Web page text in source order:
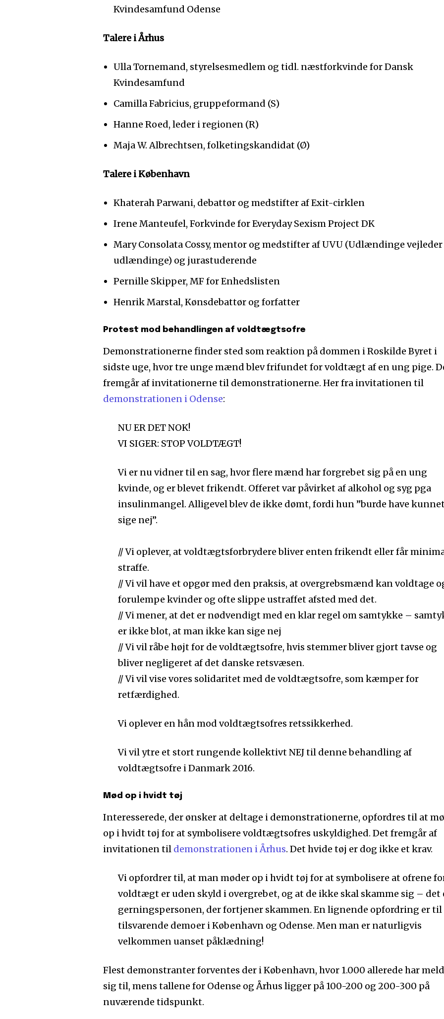
Kvindesamfund Odense
Talere i Århus
Ulla Tornemand, styrelsesmedlem og tidl. næstforkvinde for Dansk
Kvindesamfund
Camilla Fabricius, gruppeformand (S)
Hanne Roed, leder i regionen (R)
Maja W. Albrechtsen, folketingskandidat (Ø)
Talere i København
Khaterah Parwani, debattør og medstifter af Exit-cirklen
Irene Manteufel, Forkvinde for Everyday Sexism Project DK
Mary Consolata Cossy, mentor og medstifter af UVU (Udlændinge vejleder
udlændinge) og jurastuderende
Pernille Skipper, MF for Enhedslisten
Henrik Marstal, Kønsdebattør og forfatter
Protest mod behandlingen af voldtægtsofre
Demonstrationerne finder sted som reaktion på dommen i Roskilde Byret i
sidste uge, hvor tre unge mænd blev frifundet for voldtægt af en ung pige.
fremgår af invitationerne til demonstrationerne. Her fra invitationen til
demonstrationen i Odense:
NU ER DET NOK!
VI SIGER: STOP VOLDTÆGT!
Vi er nu vidner til en sag, hvor flere mænd har forgrebet sig på en ung
kvinde, og er blevet frikendt. Offeret var påvirket af alkohol og syg pga
insulinmangel. Alligevel blev de ikke dømt, fordi hun ”burde have
sige nej”.
// Vi oplever, at voldtægtsforbrydere bliver enten frikendt eller får
straffe.
// Vi vil have et opgør med den praksis, at overgrebsmænd kan voldtage
forulempe kvinder og ofte slippe ustraffet afsted med det.
// Vi mener, at det er nødvendigt med en klar regel om samtykke –
er ikke blot, at man ikke kan sige nej
// Vi vil råbe højt for de voldtægtsofre, hvis stemmer bliver gjort tavse og
bliver negligeret af det danske retsvæsen.
// Vi vil vise vores solidaritet med de voldtægtsofre, som kæmper for
retfærdighed.
Vi oplever en hån mod voldtægtsofres retssikkerhed.
Vi vil ytre et stort rungende kollektivt NEJ til denne behandling af
voldtægtsofre i Danmark 2016.
Mød op i hvidt tøj
Interesserede, der ønsker at deltage i demonstrationerne, opfordres til at
op i hvidt tøj for at symbolisere voldtægtsofres uskyldighed. Det fremgår af
invitationen til demonstrationen i Århus. Det hvide tøj er dog ikke et krav.
Vi opfordrer til, at man møder op i hvidt tøj for at symbolisere at ofrene
voldtægt er uden skyld i overgrebet, og at de ikke skal skamme sig – det
gerningspersonen, der fortjener skammen. En lignende opfordring er til
tilsvarende demoer i København og Odense. Men man er naturligvis
velkommen uanset påklædning!
Flest demonstranter forventes der i København, hvor 1.000 allerede har
sig til, mens tallene for Odense og Århus ligger på 100-200 og 200-300 på
nuværende tidspunkt.